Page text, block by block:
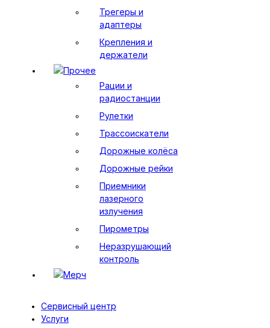
Трегеры и
адаптеры
Крепления и
держатели
Прочее
Рации и
радиостанции
Рулетки
Трассоискатели
Дорожные колёса
Дорожные рейки
Приемники
лазерного
излучения
Пирометры
Неразрушающий
контроль
Мерч
Сервисный центр
Услуги